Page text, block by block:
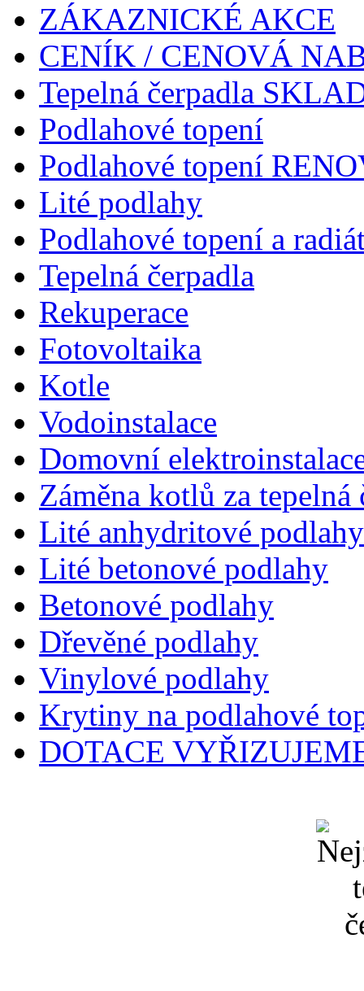
ZÁKAZNICKÉ AKCE
CENÍK / CENOVÁ
Tepelná čerpadla
Podlahové topení
Podlahové topení
Lité podlahy
Podlahové topení a
Tepelná čerpadla
Rekuperace
Fotovoltaika
Kotle
Vodoinstalace
Domovní
Záměna kotlů za tepelná
Lité anhydritové podlahy
Lité betonové podlahy
Betonové podlahy
Dřevěné podlahy
Vinylové podlahy
Krytiny na podlahové
DOTACE